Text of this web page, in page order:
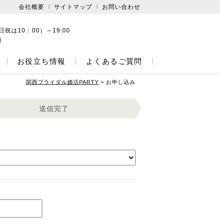
会社概要 サイトマップ お問い合わせ
祝は10：00）～19:00
お役立ち情報 よくあるご質問
関西ブライダル婚活PARTY > お申し込み
送信完了